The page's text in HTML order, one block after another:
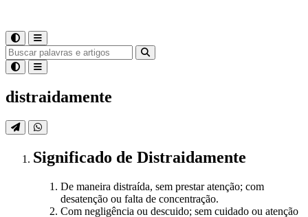
distraidamente
Significado de Distraidamente
De maneira distraída, sem prestar atenção; com
desatenção ou falta de concentração.
Com negligência ou descuido; sem cuidado ou atenção